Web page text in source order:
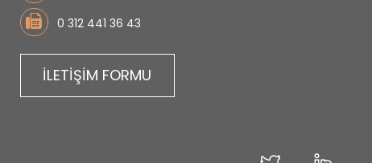
0 312 441 36 43
İLETİŞİM FORMU